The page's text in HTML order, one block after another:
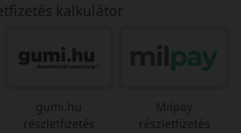
kalkulátor
gumi.hu
részletfizetés
Milpay
részletfizetés